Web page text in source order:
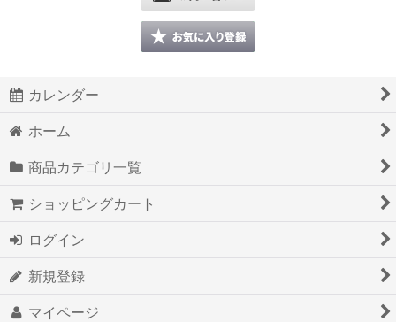
カレンダー
ホーム
商品カテゴリ一覧
ショッピングカート
ログイン
新規登録
マイページ